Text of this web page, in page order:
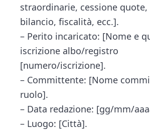
straordinarie, cessione
bilancio, fiscalità, ecc.].
– Perito incaricato: [Nome e
iscrizione albo/registro
[numero/iscrizione].
– Committente: [Nome
ruolo].
– Data redazione: [gg/mm/
– Luogo: [Città].